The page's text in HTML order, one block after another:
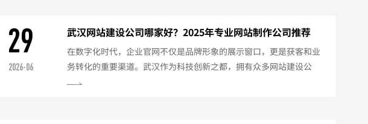
号、积分商城、抽奖拼团....
29
2026-06
武汉网站建设公司哪家好？2025年专业网站制作公司推荐
在数字化时代，企业官网不仅是品牌形象的展示窗口，更是获客和业
务转化的重要渠道。武汉作为科技创新之都，拥有众多网站建设公
司，但如何选择一家专业、靠谱的服务商呢？本文为您推荐武汉优质